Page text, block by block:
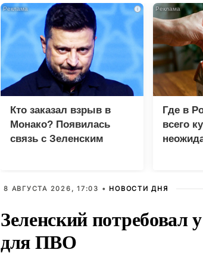
i
Кто заказал взрыв в
Монако? Появилась
связь с Зеленским
Где в
всего
8 АВГУСТА 2026, 17:03 • НОВОСТИ ДНЯ
Зеленский
для ПВО